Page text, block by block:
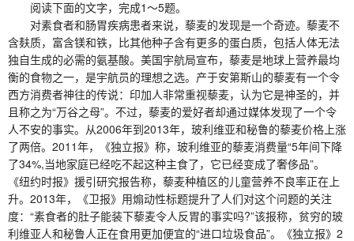
阅读下面的文字，完成1～5题。
对素食者和肠胃疾病患者来说，藜麦的发现是一个奇迹。藜麦不
含麸质，富含镁和铁，比其他种子含有更多的蛋白质，包括人体无法
独自生成的必需的氨基酸。美国宇航局宣布，藜麦是地球上营养最均
衡的食物之一，是宇航员的理想之选。产于安第斯山的藜麦有一个令
西方消费者神往的传说：印加人非常重视藜麦，认为它是神圣的，并
且称之为“万谷之母”。不过，藜麦的爱好者却通过媒体发现了一个令
人不安的事实。从2006年到2013年，玻利维亚和秘鲁的藜麦价格上涨
了两倍。2011年，《独立报》称，玻利维亚的藜麦消费量“5年间下降
了34%,当地家庭已经吃不起这种主食了，它已经变成了奢侈品”。
《纽约时报》援引研究报告称，藜麦种植区的儿童营养不良率正在上
升。2013年，《卫报》用煽动性标题提升了人们对这个问题的关注
度：“素食者的肚子能装下藜麦令人反胃的事实吗?”该报称，贫穷的玻
利维亚人和秘鲁人正在食用更加便宜的“进口垃圾食品”。《独立报》2